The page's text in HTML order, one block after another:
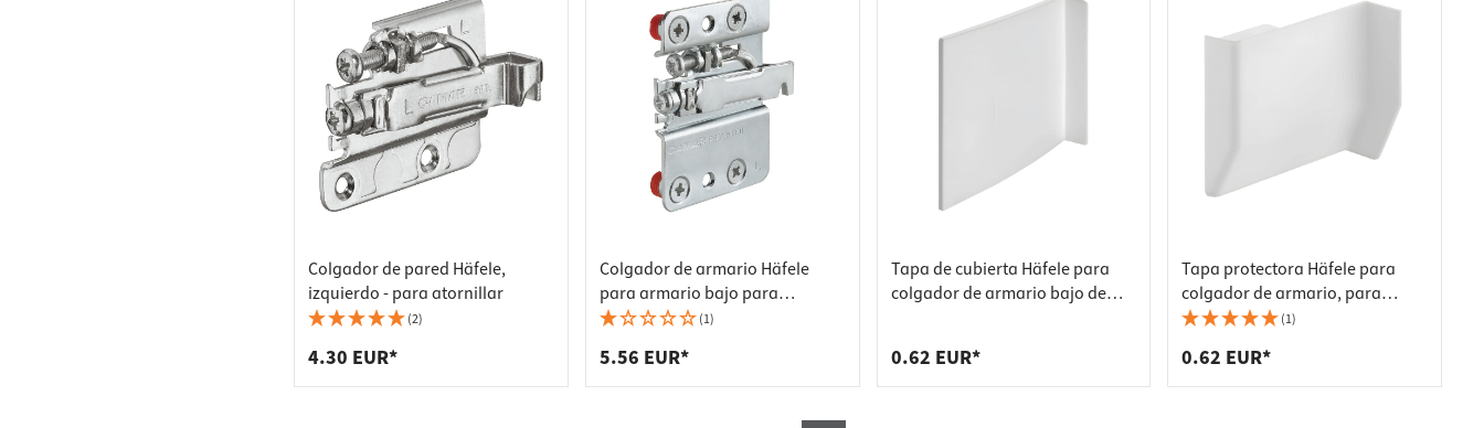
Colgador de pared Häfele,
izquierdo - para atornillar
(2)
4.30 EUR*
Colgador de armario Häfele
para armario bajo para
atornillar, izquierdo
(1)
5.56 EUR*
Tapa de cubierta Häfele para
colgador de armario bajo de
0.62 EUR*
Tapa protectora Häfele para
colgador de armario, para
mueble alto, izquierda - gris,
(1)
0.62 EUR*